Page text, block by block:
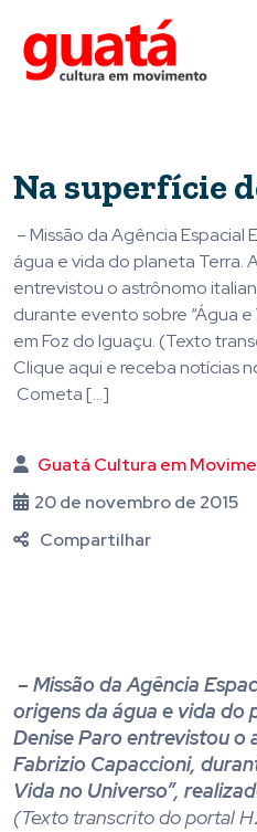
Na superfície
– Missão da Agência
água e vida do planeta Terra.
entrevistou o astrônomo
durante evento sobre “Água e
em Foz do Iguaçu. (Texto
Clique aqui e receba notícias
Cometa […]
Guatá Cultura em
20 de novembro de 2015
Compartilhar
– Missão da Agência
origens da água e vida do
Denise Paro entrevistou o
Fabrizio Capaccioni,
Vida no Universo”,
(Texto transcrito do portal